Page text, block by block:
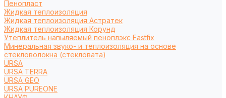
Пенопласт
Жидкая теплоизоляция
Жидкая теплоизоляция Астратек
Жидкая теплоизоляция Корунд
Утеплитель напыляемый пеноплэкс Fastfix
Минеральная звуко- и теплоизоляция на основе
стекловолокна (стекловата)
URSA
URSA TERRA
URSA GEO
URSA PUREONE